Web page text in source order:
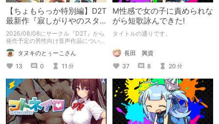
【ちょもらっか特別編】D2T
最新作『寂しがりやのスタ
ーダストと触れあって』制
作陣にインタビュー！🎤
2026/08/08にサークル『D2T』から
発売予定の男性向け音声作品について
逆神ラニさんと不束こけしさんにお話
聞いちゃいました！夏コミに関する告
知もあります！
タヌキのとぅーこさん
13
0 11 分
M性感で女の子に責められな
がら短歌詠んできた!
タイトルの通りです。
長田 興資
37
8 20 分